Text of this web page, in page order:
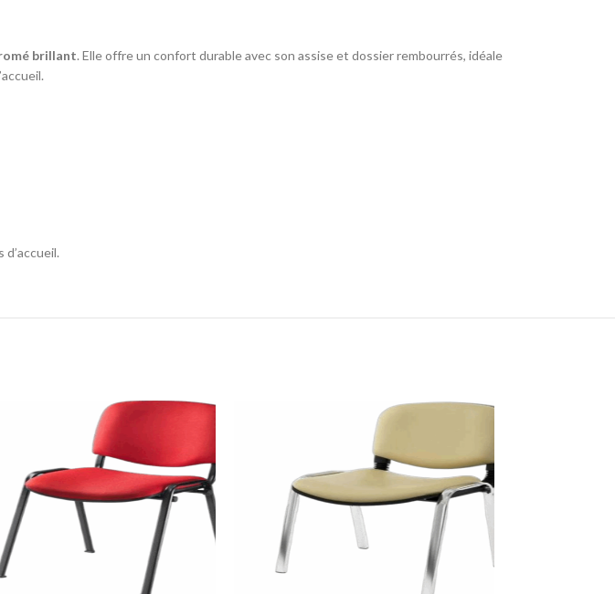
brillant. Elle offre un confort durable avec son assise et dossier rembourrés, idéale
d’accueil.